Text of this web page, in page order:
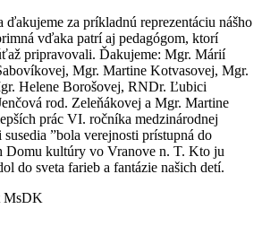
za príkladnú reprezentáciu nášho
vďaka patrí aj pedagógom, ktorí
pripravovali. Ďakujeme: Mgr. Márií
Mgr. Martine Kotvasovej, Mgr.
Helene Borošovej, RNDr. Ľubici
rod. Zeleňákovej a Mgr. Martine
prác VI. ročníka medzinárodnej
”bola verejnosti prístupná do
Domu kultúry vo Vranove n. T. Kto ju
do sveta farieb a fantázie našich detí.
MsDK